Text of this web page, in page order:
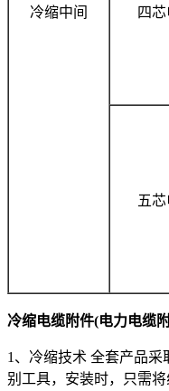
冷缩中间 四
五
冷缩电缆附件(电力电缆
1、冷缩技术 全套产品
别工具，安装时，只需